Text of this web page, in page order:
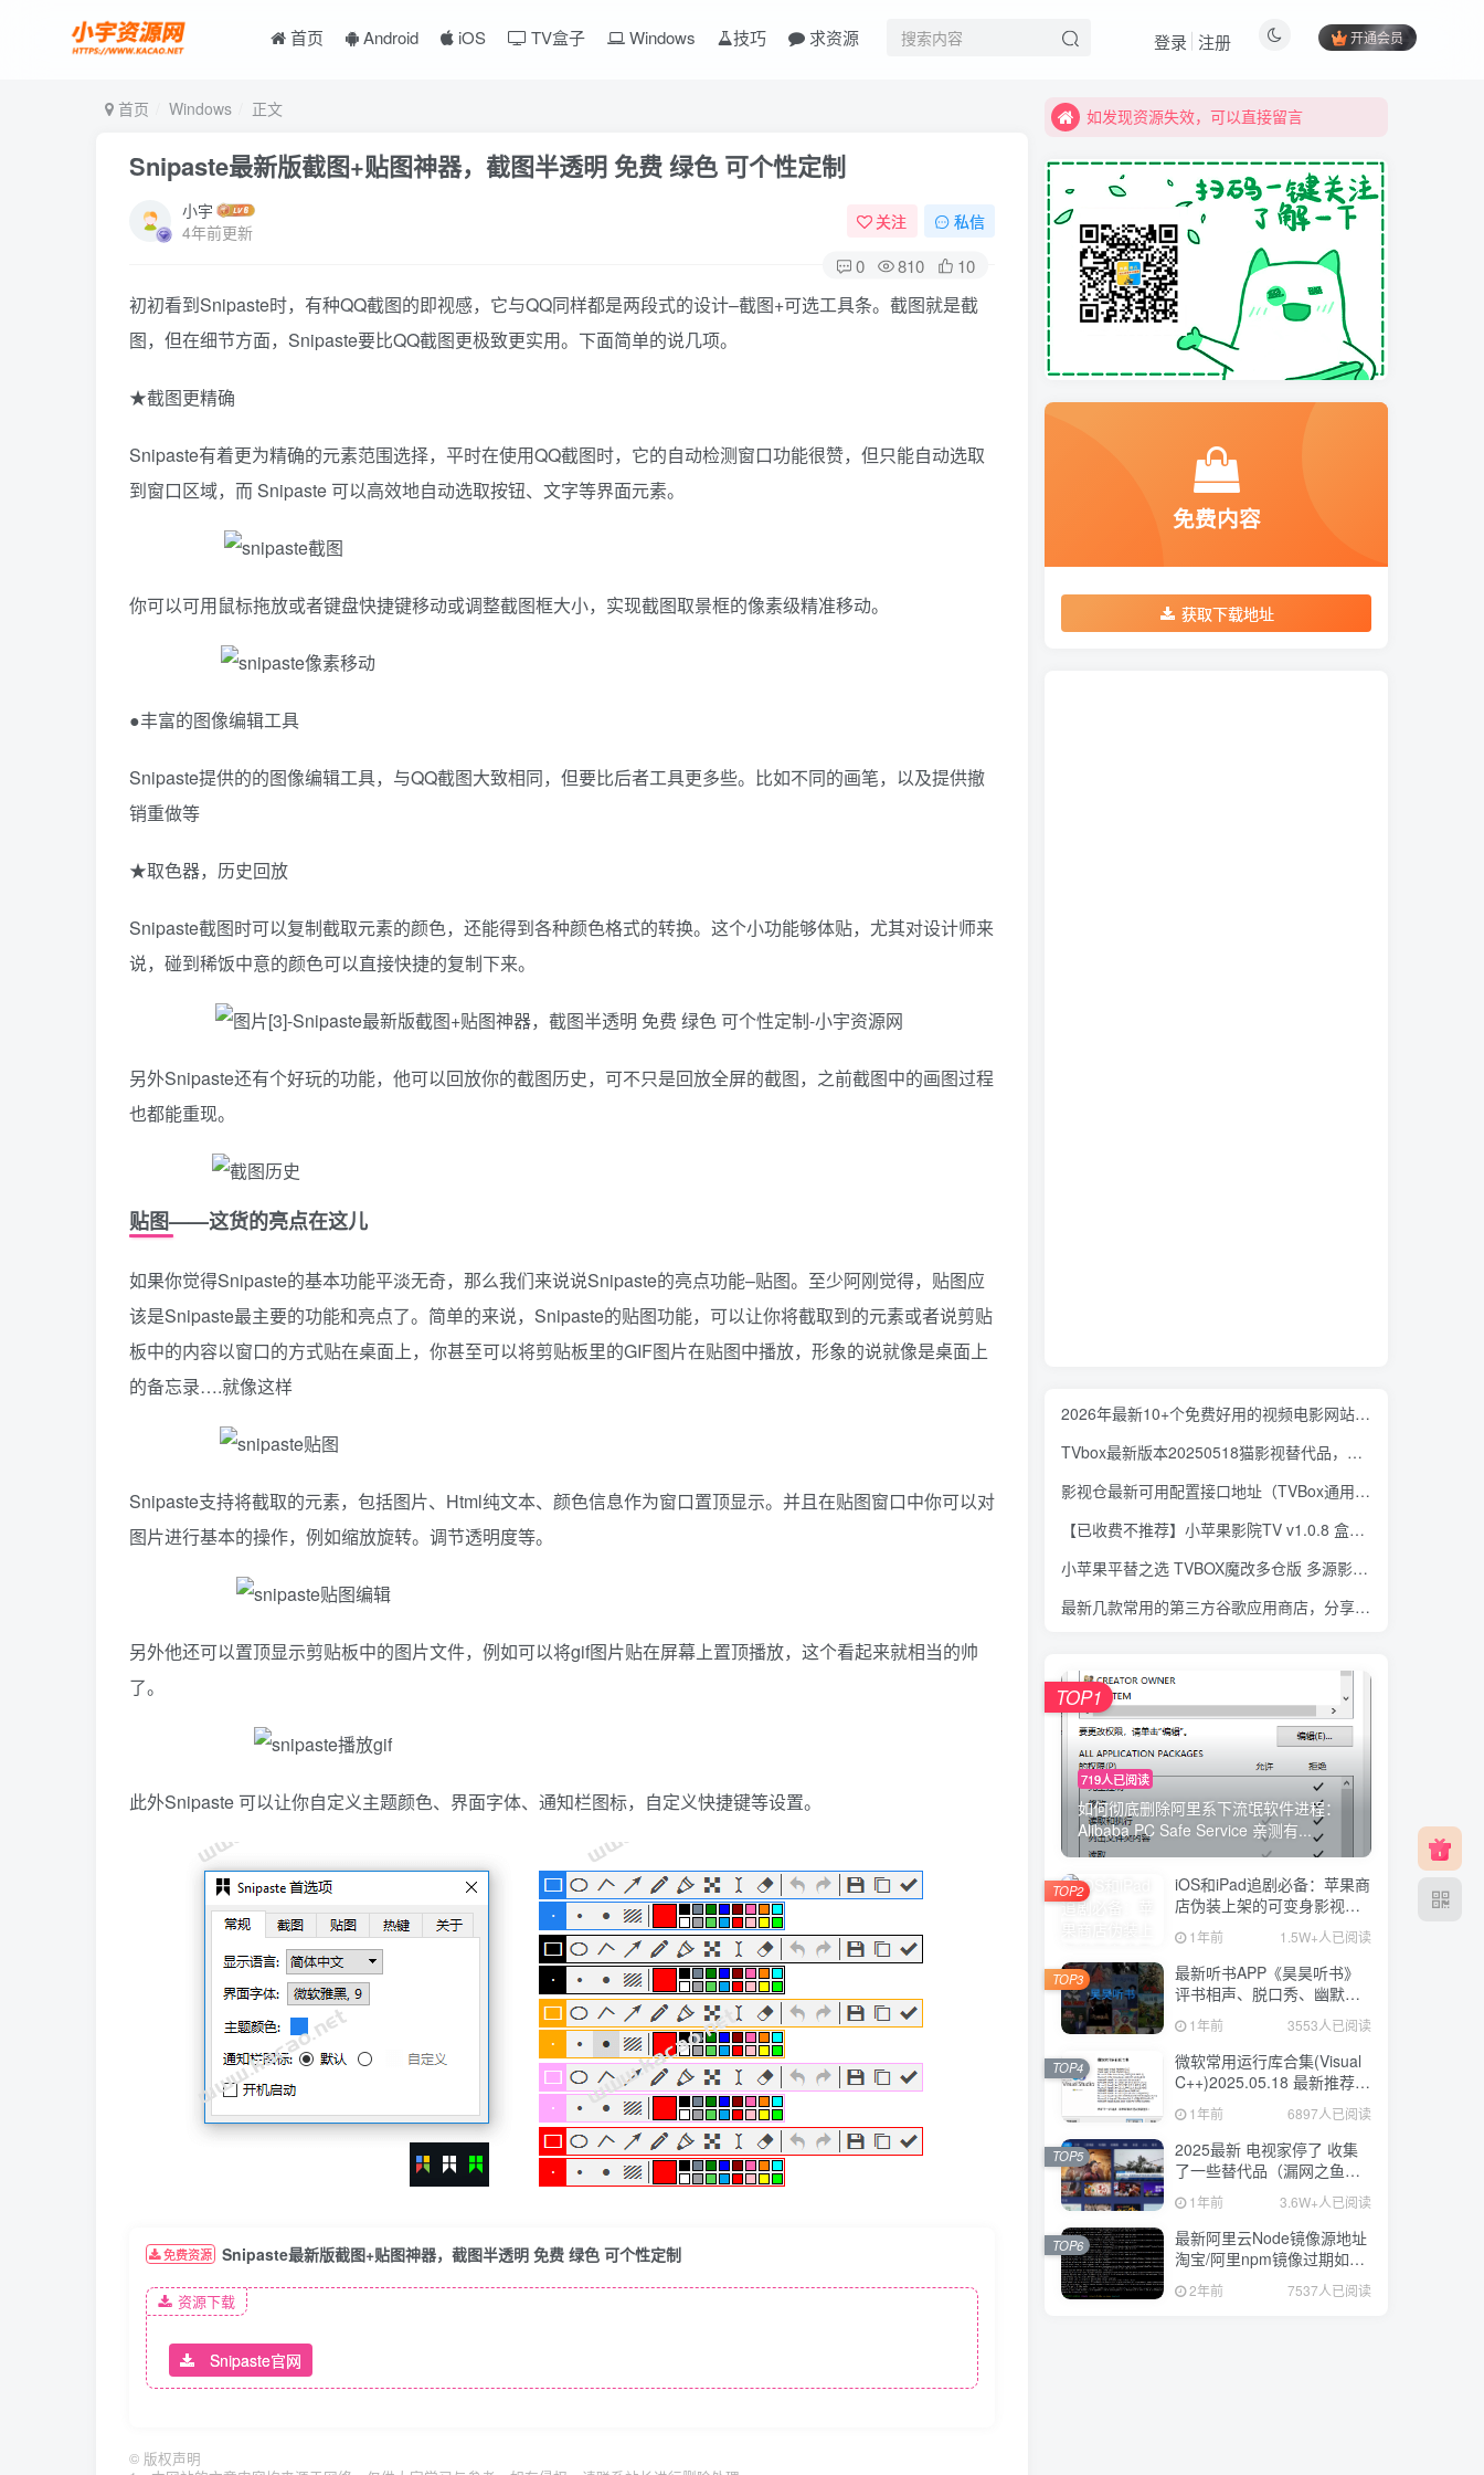
首页 Android iOS TV盒子 Windows 技巧 求资源 开通会员
登录 注册
首页 Windows 正文
Snipaste最新版截图+贴图神器，截图半透明 免费 绿色 可个性定制
小宇
4年前更新
关注 私信
0 810 10
初初看到Snipaste时，有种QQ截图的即视感，它与QQ同样都是两段式的设计–截图+可选工具条。截图就是截
图，但在细节方面，Snipaste要比QQ截图更极致更实用。下面简单的说几项。
★截图更精确
Snipaste有着更为精确的元素范围选择，平时在使用QQ截图时，它的自动检测窗口功能很赞，但只能自动选取
到窗口区域，而 Snipaste 可以高效地自动选取按钮、文字等界面元素。
你可以可用鼠标拖放或者键盘快捷键移动或调整截图框大小，实现截图取景框的像素级精准移动。
●丰富的图像编辑工具
Snipaste提供的的图像编辑工具，与QQ截图大致相同，但要比后者工具更多些。比如不同的画笔，以及提供撤
销重做等
★取色器，历史回放
Snipaste截图时可以复制截取元素的颜色，还能得到各种颜色格式的转换。这个小功能够体贴，尤其对设计师来
说，碰到稀饭中意的颜色可以直接快捷的复制下来。
另外Snipaste还有个好玩的功能，他可以回放你的截图历史，可不只是回放全屏的截图，之前截图中的画图过程
也都能重现。
贴图——这货的亮点在这儿
如果你觉得Snipaste的基本功能平淡无奇，那么我们来说说Snipaste的亮点功能–贴图。至少阿刚觉得，贴图应
该是Snipaste最主要的功能和亮点了。简单的来说，Snipaste的贴图功能，可以让你将截取到的元素或者说剪贴
板中的内容以窗口的方式贴在桌面上，你甚至可以将剪贴板里的GIF图片在贴图中播放，形象的说就像是桌面上
的备忘录….就像这样
Snipaste支持将截取的元素，包括图片、Html纯文本、颜色信息作为窗口置顶显示。并且在贴图窗口中你可以对
图片进行基本的操作，例如缩放旋转。调节透明度等。
另外他还可以置顶显示剪贴板中的图片文件，例如可以将gif图片贴在屏幕上置顶播放，这个看起来就相当的帅
了。
此外Snipaste 可以让你自定义主题颜色、界面字体、通知栏图标，自定义快捷键等设置。
免费资源 Snipaste最新版截图+贴图神器，截图半透明 免费 绿色 可个性定制
资源下载
Snipaste官网
© 版权声明
免费内容
获取下载地址
最实用的网络资源，欢迎下载体验
最实用的网络资源，欢迎下载体验
免费内容
获取下载地址
2026年最新10+个免费好用的视频电影网站-免VIP一网打尽，持续更新
TVbox最新版本20250518猫影视替代品，吊打各类盒子！同样纯净，持续更新
影视仓最新可用配置接口地址（TVBox通用）持续更新ing
【已收费不推荐】小苹果影院TV v1.0.8 盒子版 最新独家主力源 盒子点播软件
小苹果平替之选 TVBOX魔改多仓版 多源影视聚合APP-影视仓v5.0.20附大量资源接口
最新几款常用的第三方谷歌应用商店，分享给大家，再也不需要谷歌商店就可下载谷歌应用了
719人已阅读
如何彻底删除阿里系下流氓软件进程：
Alibaba PC Safe Service 亲测有...
TOP1
iOS和iPad追剧必备：苹果商
店伪装上架的可变身影视
APP（持续更新）
1年前 1.5W+人已阅读
TOP2
最新听书APP《昊昊听书》
评书相声、脱口秀、幽默笑
话 已解锁会员 去广告版
1年前 3553人已阅读
TOP3
微软常用运行库合集(Visual
C++)2025.05.18 最新推荐版
1年前 6897人已阅读
TOP4
2025最新 电视家停了 收集
了一些替代品（漏网之鱼）
肉测好用 持续更新202505
1年前 3.6W+人已阅读
TOP5
最新阿里云Node镜像源地址
淘宝/阿里npm镜像过期如何
替换2年前 7537人已阅读
TOP6